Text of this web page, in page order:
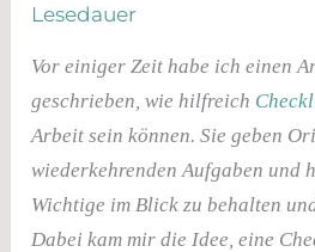
Lesedauer
Vor einiger Zeit habe ich einen
geschrieben, wie hilfreich
Arbeit sein können. Sie geben
wiederkehrenden Aufgaben und
Wichtige im Blick zu behalten
Dabei kam mir die Idee, eine